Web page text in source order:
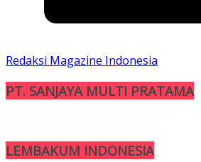
Redaksi Magazine Indonesia
PT. SANJAYA MULTI PRATAMA
LEMBAKUM INDONESIA